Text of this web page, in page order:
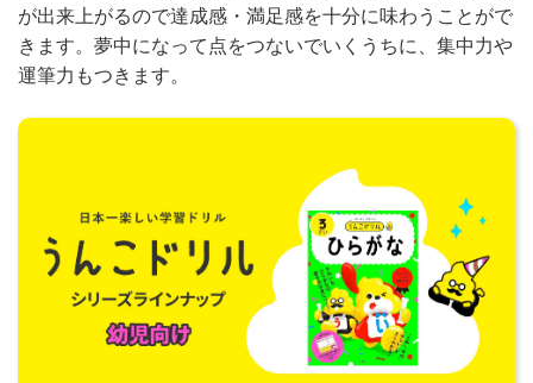
が出来上がるので達成感・満足感を十分に味わうことがで
きます。夢中になって点をつないでいくうちに、集中力や
運筆力もつきます。